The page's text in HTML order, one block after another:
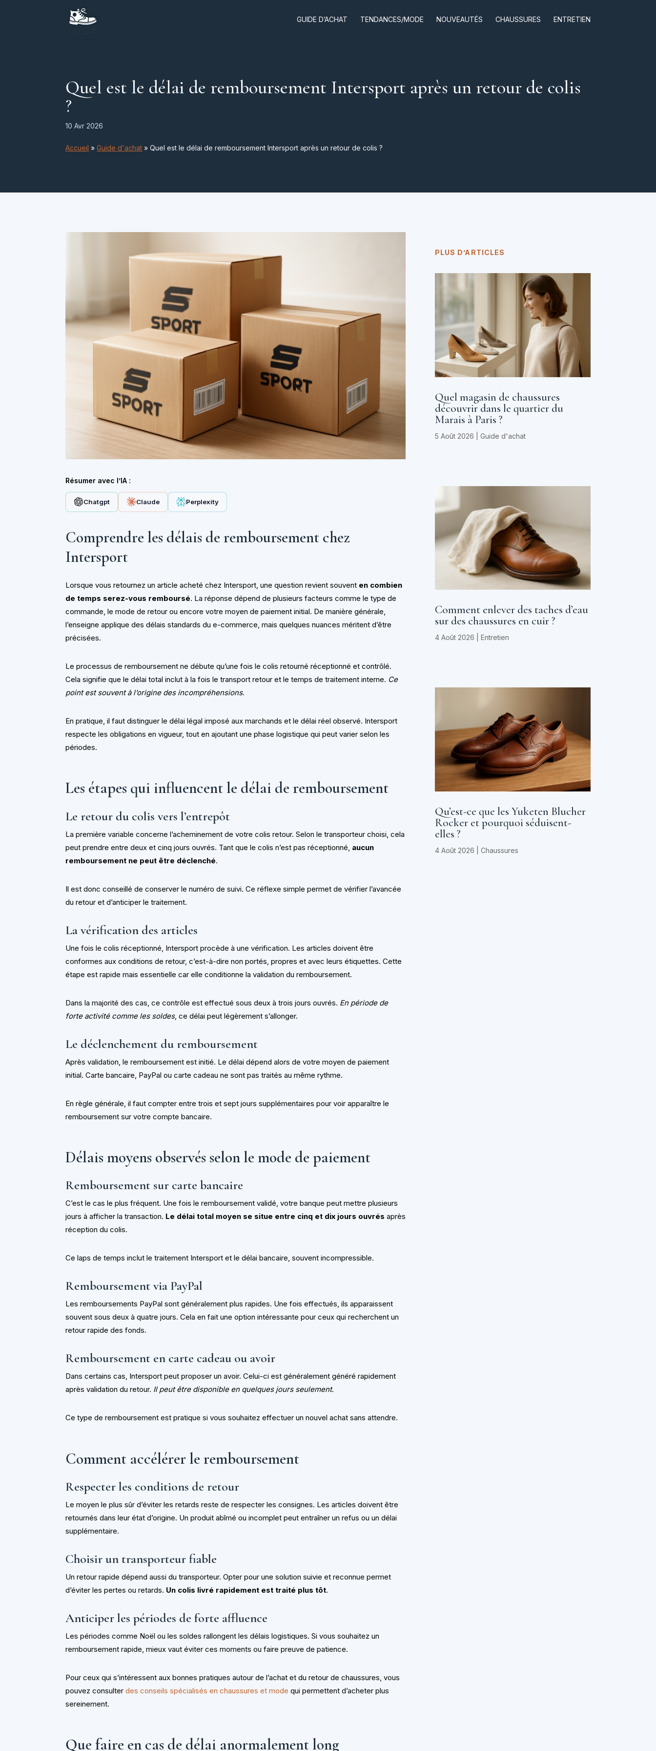
GUIDE D’ACHAT TENDANCES/MODE NOUVEAUTÉS CHAUSSURES ENTRETIEN
Quel est le délai de remboursement Intersport après un retour de colis
?
10 Avr 2026
Accueil »Guide d'achat »Quel est le délai de remboursement Intersport après un retour de colis ?
Résumer avec l’IA :
Chatgpt Claude Perplexity
Comprendre les délais de remboursement chez
Intersport
Lorsque vous retournez un article acheté chez Intersport, une question revient souvent en combien
de temps serez-vous remboursé. La réponse dépend de plusieurs facteurs comme le type de
commande, le mode de retour ou encore votre moyen de paiement initial. De manière générale,
l’enseigne applique des délais standards du e-commerce, mais quelques nuances méritent d’être
précisées.
Le processus de remboursement ne débute qu’une fois le colis retourné réceptionné et contrôlé.
Cela signifie que le délai total inclut à la fois le transport retour et le temps de traitement interne. Ce
point est souvent à l’origine des incompréhensions.
En pratique, il faut distinguer le délai légal imposé aux marchands et le délai réel observé. Intersport
respecte les obligations en vigueur, tout en ajoutant une phase logistique qui peut varier selon les
périodes.
Les étapes qui influencent le délai de remboursement
Le retour du colis vers l’entrepôt
La première variable concerne l’acheminement de votre colis retour. Selon le transporteur choisi, cela
peut prendre entre deux et cinq jours ouvrés. Tant que le colis n’est pas réceptionné, aucun
remboursement ne peut être déclenché.
Il est donc conseillé de conserver le numéro de suivi. Ce réflexe simple permet de vérifier l’avancée
du retour et d’anticiper le traitement.
La vérification des articles
Une fois le colis réceptionné, Intersport procède à une vérification. Les articles doivent être
conformes aux conditions de retour, c’est-à-dire non portés, propres et avec leurs étiquettes. Cette
étape est rapide mais essentielle car elle conditionne la validation du remboursement.
Dans la majorité des cas, ce contrôle est effectué sous deux à trois jours ouvrés. En période de
forte activité comme les soldes, ce délai peut légèrement s’allonger.
Le déclenchement du remboursement
Après validation, le remboursement est initié. Le délai dépend alors de votre moyen de paiement
initial. Carte bancaire, PayPal ou carte cadeau ne sont pas traités au même rythme.
En règle générale, il faut compter entre trois et sept jours supplémentaires pour voir apparaître le
remboursement sur votre compte bancaire.
Délais moyens observés selon le mode de paiement
Remboursement sur carte bancaire
C’est le cas le plus fréquent. Une fois le remboursement validé, votre banque peut mettre plusieurs
jours à afficher la transaction. Le délai total moyen se situe entre cinq et dix jours ouvrés après
réception du colis.
Ce laps de temps inclut le traitement Intersport et le délai bancaire, souvent incompressible.
Remboursement via PayPal
Les remboursements PayPal sont généralement plus rapides. Une fois effectués, ils apparaissent
souvent sous deux à quatre jours. Cela en fait une option intéressante pour ceux qui recherchent un
retour rapide des fonds.
Remboursement en carte cadeau ou avoir
Dans certains cas, Intersport peut proposer un avoir. Celui-ci est généralement généré rapidement
après validation du retour. Il peut être disponible en quelques jours seulement.
Ce type de remboursement est pratique si vous souhaitez effectuer un nouvel achat sans attendre.
Comment accélérer le remboursement
Respecter les conditions de retour
Le moyen le plus sûr d’éviter les retards reste de respecter les consignes. Les articles doivent être
retournés dans leur état d’origine. Un produit abîmé ou incomplet peut entraîner un refus ou un délai
supplémentaire.
Choisir un transporteur fiable
Un retour rapide dépend aussi du transporteur. Opter pour une solution suivie et reconnue permet
d’éviter les pertes ou retards. Un colis livré rapidement est traité plus tôt.
Anticiper les périodes de forte affluence
Les périodes comme Noël ou les soldes rallongent les délais logistiques. Si vous souhaitez un
remboursement rapide, mieux vaut éviter ces moments ou faire preuve de patience.
Pour ceux qui s’intéressent aux bonnes pratiques autour de l’achat et du retour de chaussures, vous
pouvez consulterdes conseils spécialisés en chaussures et mode qui permettent d’acheter plus
sereinement.
Que faire en cas de délai anormalement long
PLUS D’ARTICLES
Quel magasin de chaussures
découvrir dans le quartier du
Marais à Paris ?
5 Août 2026 Guide d'achat
Comment enlever des taches d’eau
sur des chaussures en cuir ?
4 Août 2026 Entretien
Qu’est-ce que les Yuketen Blucher
Rocker et pourquoi séduisent-
elles ?
4 Août 2026 Chaussures